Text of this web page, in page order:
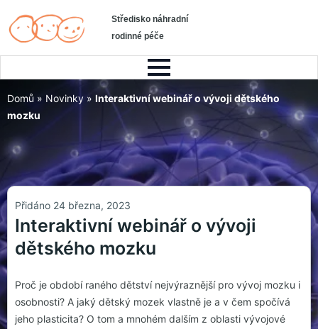
Středisko náhradní
rodinné péče
Domů » Novinky » Interaktivní webinář o vývoji dětského
mozku
Přidáno 24 března, 2023
Interaktivní webinář o vývoji
dětského mozku
Proč je období raného dětství nejvýraznější pro vývoj mozku i
osobnosti? A jaký dětský mozek vlastně je a v čem spočívá
jeho plasticita? O tom a mnohém dalším z oblasti vývojové